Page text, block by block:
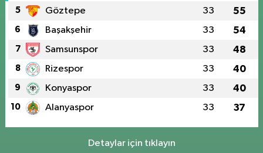
5 Göztepe 33 55
6 Başakşehir 33 54
7 Samsunspor 33 48
8 Rizespor 33 40
9 Konyaspor 33 40
10 Alanyaspor 33 37
Detaylar için tıklayın